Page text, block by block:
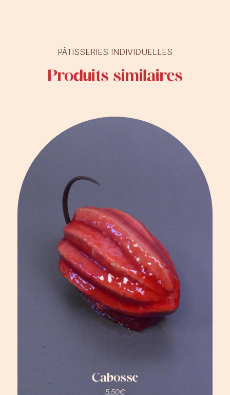
PÂTISSERIES INDIVIDUELLES
Produits similaires
5,50€
Cabosse